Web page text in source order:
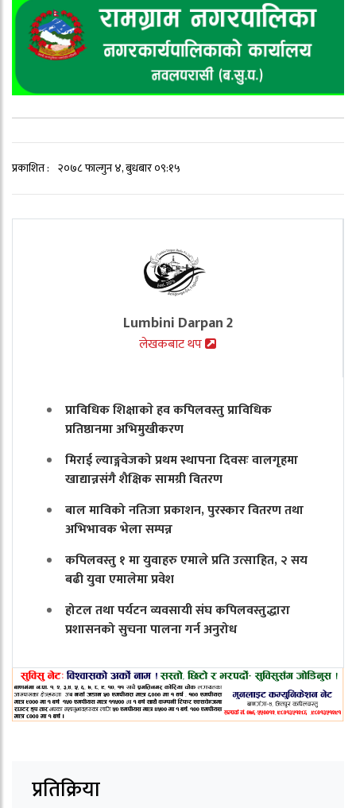
प्रकाशित : २०७८ फाल्गुन ४, बुधबार ०९:१५
Lumbini Darpan 2
लेखकबाट थप
प्राविधिक शिक्षाकाे हव कपिलवस्तु प्राविधिक
प्रतिष्ठानमा अभिमुखीकरण
मिराई ल्याङ्गवेजको प्रथम स्थापना दिवसः वालगृहमा
खाद्यान्नसंगै शैक्षिक सामग्री वितरण
बाल माविको नतिजा प्रकाशन, पुरस्कार वितरण तथा
अभिभावक भेला सम्पन्न
कपिलवस्तु १ मा युवाहरु एमाले प्रति उत्साहित, २ सय
बढी युवा एमालेमा प्रवेश
होटल तथा पर्यटन व्यवसायी संघ कपिलवस्तुद्धारा
प्रशासनको सुचना पालना गर्न अनुरोध
प्रतिक्रिया